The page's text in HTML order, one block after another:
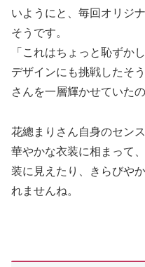
いようにと、毎回オリジ
そうです。
「これはちょっと恥ずか
デザインにも挑戦したそ
さんを一層輝かせていたの
花總まりさん自身のセン
華やかな衣装に相まって
装に見えたり、きらびや
れませんね。